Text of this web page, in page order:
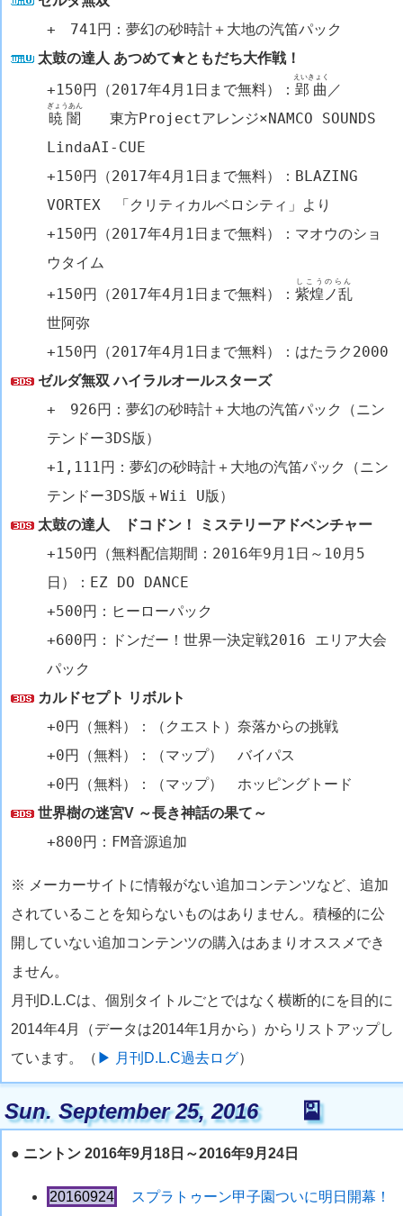
+ 741円：夢幻の砂時計＋大地の汽笛パック
太鼓の達人 あつめて★ともだち大作戦！
+150円（2017年4月1日まで無料）： 郢曲
えいきょく
／
暁闇
ぎょうあん
東方Projectアレンジ×NAMCO SOUNDS
LindaAI-CUE
+150円（2017年4月1日まで無料）：BLAZING
VORTEX 「クリティカルベロシティ」より
+150円（2017年4月1日まで無料）：マオウのショ
ウタイム
+150円（2017年4月1日まで無料）： 紫煌ノ乱
しこうのらん
世阿弥
+150円（2017年4月1日まで無料）：はたラク2000
ゼルダ無双 ハイラルオールスターズ
+ 926円：夢幻の砂時計＋大地の汽笛パック（ニン
テンドー3DS版）
+1,111円：夢幻の砂時計＋大地の汽笛パック（ニン
テンドー3DS版＋Wii U版）
太鼓の達人 ドコドン！ ミステリーアドベンチャー
+150円（無料配信期間：2016年9月1日～10月5
日）：EZ DO DANCE
+500円：ヒーローパック
+600円：ドンだー！世界一決定戦2016 エリア大会
パック
カルドセプト リボルト
+0円（無料）：（クエスト）奈落からの挑戦
+0円（無料）：（マップ） バイパス
+0円（無料）：（マップ） ホッピングトード
世界樹の迷宮V ～長き神話の果て～
+800円：FM音源追加
※ メーカーサイトに情報がない追加コンテンツなど、追加
されていることを知らないものはありません。積極的に公
開していない追加コンテンツの購入はあまりオススメでき
ません。
月刊D.L.Cは、個別タイトルごとではなく横断的にを目的に
2014年4月（データは2014年1月から）からリストアップし
ています。（ ▶ 月刊D.L.C過去ログ）
Sun. September 25, 2016🎴
● ニントン 2016年9月18日～2016年9月24日
20160924
スプラトゥーン甲子園ついに明日開幕！